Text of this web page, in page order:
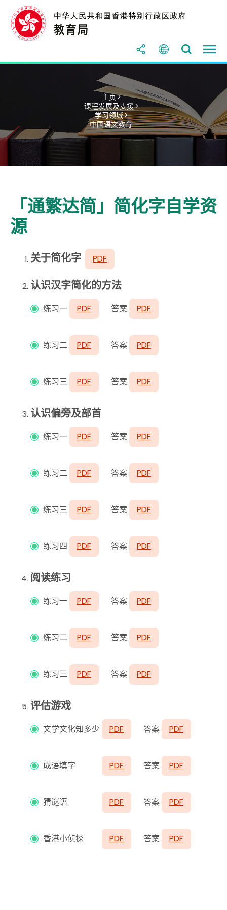
主页 >
课程发展及支援 >
学习领域 >
中国语文教育
「通繁达简」简化字自学资
源
关于简化字 PDF
认识汉字简化的方法
练习一 PDF 答案 PDF
练习二 PDF 答案 PDF
练习三 PDF 答案 PDF
认识偏旁及部首
练习一 PDF 答案 PDF
练习二 PDF 答案 PDF
练习三 PDF 答案 PDF
练习四 PDF 答案 PDF
阅读练习
练习一 PDF 答案 PDF
练习二 PDF 答案 PDF
练习三 PDF 答案 PDF
评估游戏
文学文化知多少 PDF 答案 PDF
成语填字 PDF 答案 PDF
猜谜语 PDF 答案 PDF
香港小侦探 PDF 答案 PDF